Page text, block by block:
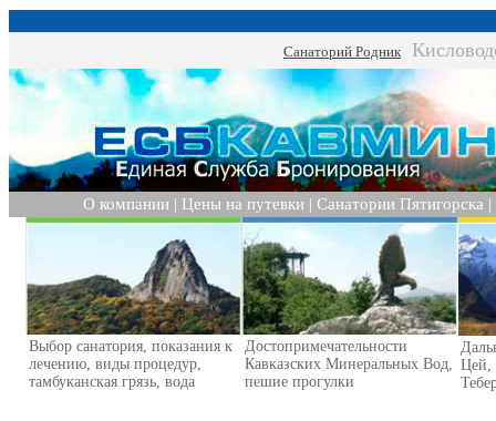
Санаторий Родник
О компании | Цены на путевки | Санатории Пятигорска |
Выбор санатория, показания к
лечению, виды процедур,
тамбуканская грязь, вода
Достопримечательности
Кавказских Минеральных Вод,
пешие прогулки
Цей,